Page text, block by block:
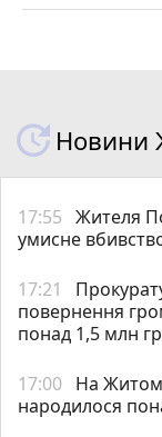
Новини
17:55 Жителя
умисне
17:21
повернення
понад 1,5 млн
17:00 На
народилося